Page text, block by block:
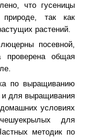
что гусеницы
природе, так как
растений.
посевной,
проверена общая
по выращиванию
для выращивания
условиях
для
методик по